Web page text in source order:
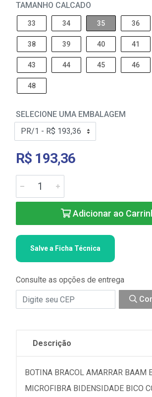
TAMANHO CALCADO
33 34 35 36
38 39 40 41
43 44 45 46
48
SELECIONE UMA EMBALAGEM
R$ 193,36
Adicionar ao
Salve a Ficha Técnica
Consulte as opções de entrega
Descrição
BOTINA BRACOL AMARRAR BAAM
MICROFIBRA BIDENSIDADE BICO